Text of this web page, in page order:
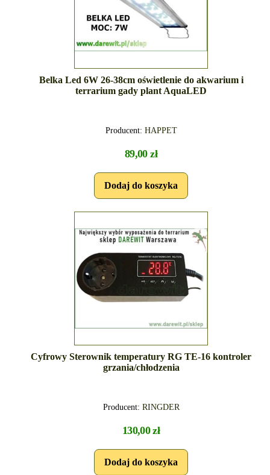
Belka Led 6W 26-38cm oświetlenie do akwarium i
terrarium gady plant AquaLED
Producent: HAPPET
89,00 zł
Cyfrowy Sterownik temperatury RG TE-16 kontroler
grzania/chłodzenia
Producent: RINGDER
130,00 zł